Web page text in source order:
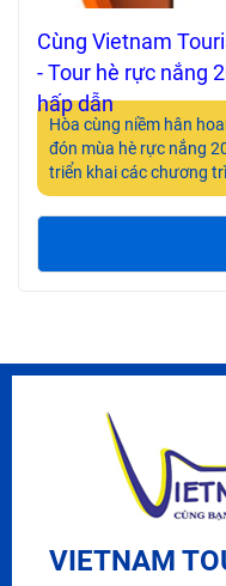
Cùng Vietnam
- Tour hè rực nắng
hấp dẫn
Hòa cùng niềm hân
đón mùa hè rực nắng
triển khai các chương
nhiều ưu đãi và quà
Tourist để được tư vấn
phẩm du lịch chất
VIETNAM